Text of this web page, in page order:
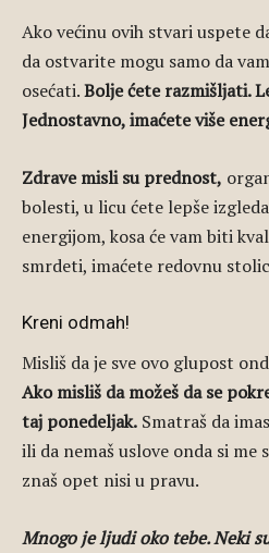
Ako većinu ovih stvari uspete
da ostvarite mogu samo da
osećati.Bolje ćete razmišljati.
Jednostavno, imaćete više
Zdrave misli su prednost,
bolesti, u licu ćete lepše
energijom, kosa će vam biti
smrdeti, imaćete redovnu
Kreni odmah!
Misliš da je sve ovo glupost
Ako misliš da možeš da se
taj ponedeljak. Smatraš da
ili da nemaš uslove onda si me
znaš opet nisi u pravu.
Mnogo je ljudi oko tebe. Neki